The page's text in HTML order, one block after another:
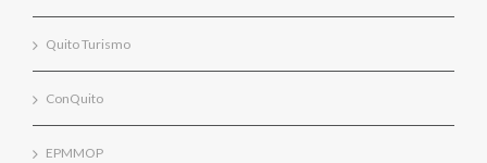
Quito Turismo
ConQuito
EPMMOP